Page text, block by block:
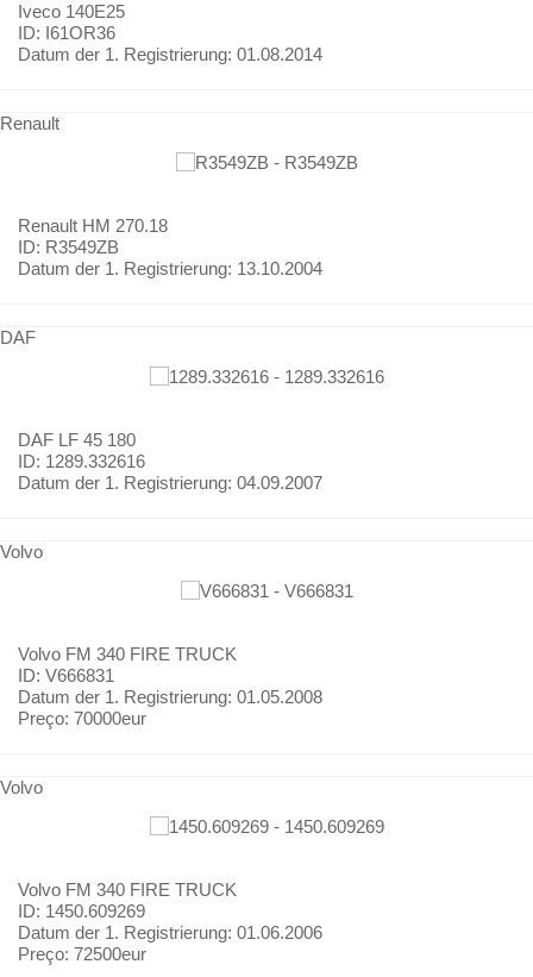
Iveco 140E25
ID: I61OR36
Datum der 1. Registrierung: 01.08.2014
Renault
Renault HM 270.18
ID: R3549ZB
Datum der 1. Registrierung: 13.10.2004
DAF
DAF LF 45 180
ID: 1289.332616
Datum der 1. Registrierung: 04.09.2007
Volvo
Volvo FM 340 FIRE TRUCK
ID: V666831
Datum der 1. Registrierung: 01.05.2008
Preço: 70000eur
Volvo
Volvo FM 340 FIRE TRUCK
ID: 1450.609269
Datum der 1. Registrierung: 01.06.2006
Preço: 72500eur